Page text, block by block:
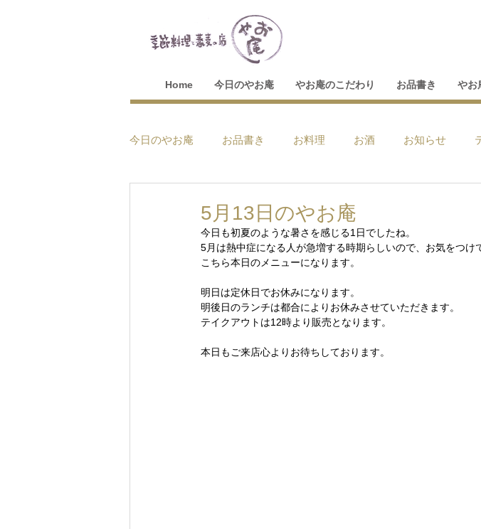
Home 今日のやお庵 やお庵のこだわり お品書き やお
今日のやお庵 お品書き お料理 お酒 お知らせ
5月13日のやお庵
今日も初夏のような暑さを感じる1日でしたね。
5月は熱中症になる人が急増する時期らしいので、お気をつけ
こちら本日のメニューになります。
明日は定休日でお休みになります。
明後日のランチは都合によりお休みさせていただきます。
テイクアウトは12時より販売となります。
本日もご来店心よりお待ちしております。